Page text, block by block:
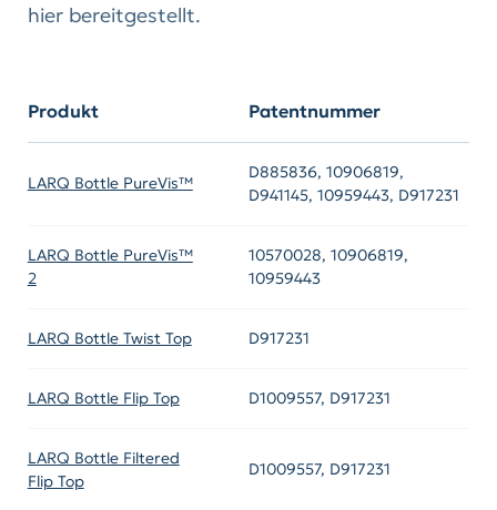
hier bereitgestellt.
Produkt Patentnummer
LARQ Bottle PureVis™
D885836, 10906819,
D941145, 10959443, D917231
LARQ Bottle PureVis™
2
10570028, 10906819,
10959443
LARQ Bottle Twist Top D917231
LARQ Bottle Flip Top D1009557, D917231
LARQ Bottle Filtered
Flip Top
D1009557, D917231